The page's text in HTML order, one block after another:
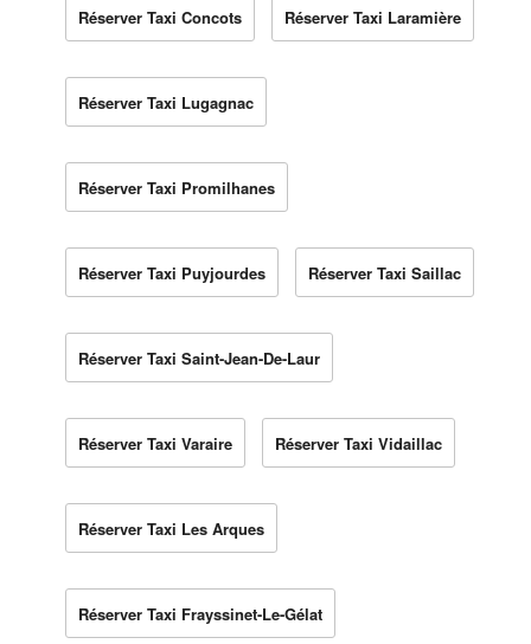
Réserver Taxi Concots Réserver Taxi Laramière
Réserver Taxi Lugagnac
Réserver Taxi Promilhanes
Réserver Taxi Puyjourdes Réserver Taxi Saillac
Réserver Taxi Saint-Jean-De-Laur
Réserver Taxi Varaire Réserver Taxi Vidaillac
Réserver Taxi Les Arques
Réserver Taxi Frayssinet-Le-Gélat